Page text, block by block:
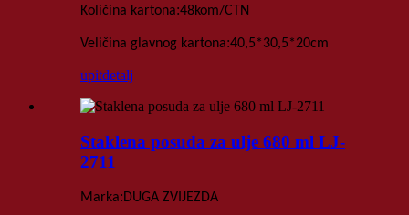
Količina kartona:48kom/CTN
Veličina glavnog kartona:40,5*30,5*20cm
upitdetalj
Staklena posuda za ulje 680 ml LJ-
2711
Marka:DUGA ZVIJEZDA